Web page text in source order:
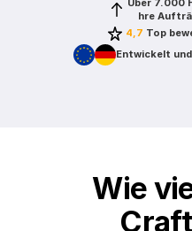
hre
4,7 Top
Entwickelt
Wie